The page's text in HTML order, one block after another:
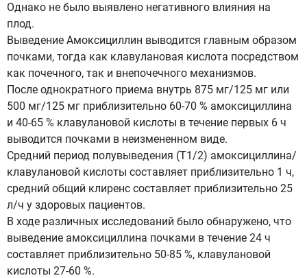
Однако не было выявлено негативного влияния на
плод.
Выведение Амоксициллин выводится главным образом
почками, тогда как клавулановая кислота посредством
как почечного, так и внепочечного механизмов.
После однократного приема внутрь 875 мг/125 мг или
500 мг/125 мг приблизительно 60-70 % амоксициллина
и 40-65 % клавулановой кислоты в течение первых 6 ч
выводится почками в неизмененном виде.
Средний период полувыведения (T1/2) амоксициллина/
клавулановой кислоты составляет приблизительно 1 ч,
средний общий клиренс составляет приблизительно 25
л/ч у здоровых пациентов.
В ходе различных исследований было обнаружено, что
выведение амоксициллина почками в течение 24 ч
составляет приблизительно 50-85 %, клавулановой
кислоты 27-60 %.